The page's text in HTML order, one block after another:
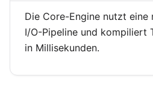
Die Core-Engine nutzt
I/O-Pipeline und kompiliert
in Millisekunden.